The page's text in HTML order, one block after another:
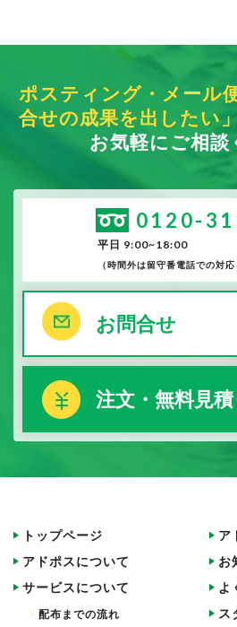
ポスティング・メール
合せの成果を出したい」
お気軽にご相談
0120-
平日 9:00~18:00
（時間外は留守番電話での対応
お問合せ
注文・無料見積
トップページ
アドポスについて
サービスについて
配布までの流れ
ア
お
よ
ス